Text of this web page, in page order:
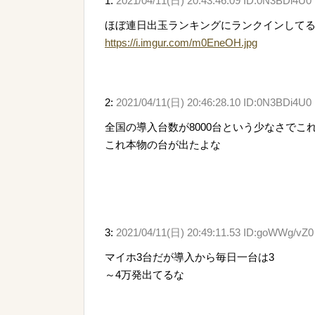
ほぼ連日出玉ランキングにランクインしてる
https://i.imgur.com/m0EneOH.jpg
2: 2021/04/11(日) 20:46:28.10 ID:0N3BDi4U0
全国の導入台数が8000台という少なさでこ
これ本物の台が出たよな
3: 2021/04/11(日) 20:49:11.53 ID:goWWg/vZ0
マイホ3台だが導入から毎日一台は3
～4万発出てるな